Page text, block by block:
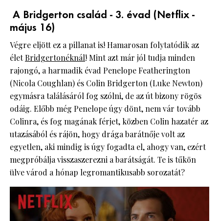
A Bridgerton család - 3. évad (Netflix -
május 16)
Végre eljött ez a pillanat is! Hamarosan folytatódik az
életBridgertonéknál! Mint azt már jól tudja minden
rajongó, a harmadik évad Penelope Featherington
(Nicola Coughlan) és Colin Bridgerton (Luke Newton)
egymásra találásáról fog szólni, de az út bizony rögös
odáig. Előbb még Penelope úgy dönt, nem vár tovább
Colinra, és fog magának férjet, közben Colin hazatér az
utazásából és rájön, hogy drága barátnője volt az
egyetlen, aki mindig is úgy fogadta el, ahogy van, ezért
megpróbálja visszaszerezni a barátságát. Te is tűkön
ülve várod a hónap legromantikusabb sorozatát?